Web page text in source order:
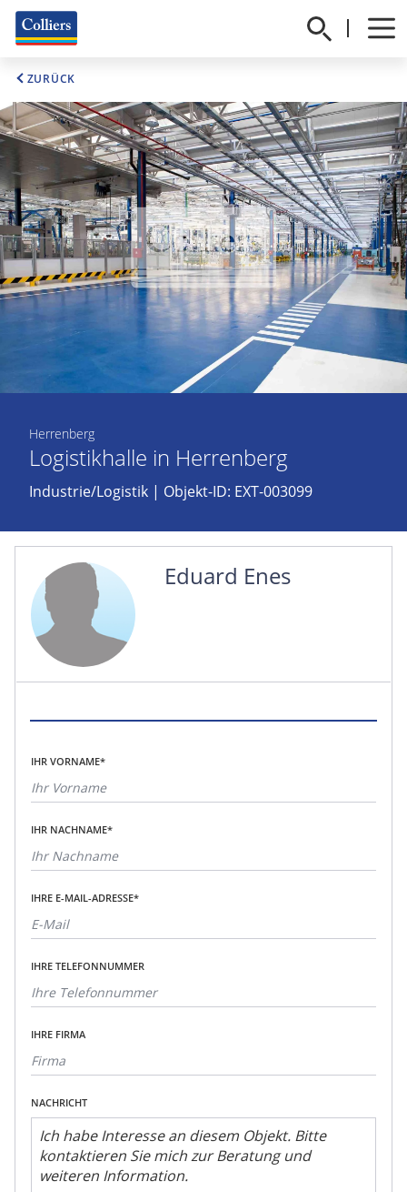
ZURÜCK
Herrenberg
Logistikhalle in Herrenberg
Industrie/Logistik | Objekt-ID: EXT-003099
Eduard Enes
IHR VORNAME*
IHR NACHNAME*
IHRE E-MAIL-ADRESSE*
IHRE TELEFONNUMMER
IHRE FIRMA
NACHRICHT